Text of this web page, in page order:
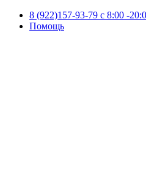
8 (922)157-93-79 c 8:00 -
Помощь